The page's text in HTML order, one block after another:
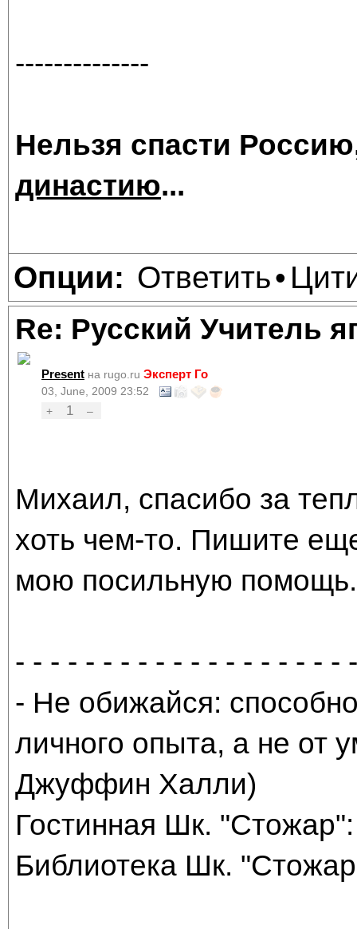
--------------
Нельзя спасти
династию...
Опции: Ответить•
Re: Русский Учитель
Present на rugo.ru Эксперт Го
03, June, 2009 23:52
+
1 –
Михаил, спасибо за
хоть чем-то. Пишите
мою посильную
- - - - - - - - - - - - - - - - - - -
- Не обижайся:
личного опыта, а не от
Джуффин Халли)
Гостинная Шк.
Библиотека Шк.